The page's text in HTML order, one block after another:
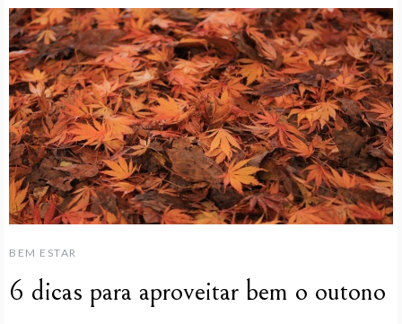
BEM ESTAR
6 dicas para aproveitar bem o outono